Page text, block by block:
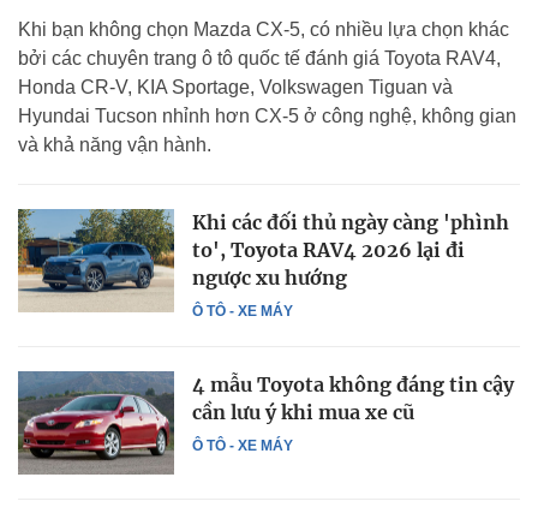
Khi bạn không chọn Mazda CX-5, có nhiều lựa chọn khác
bởi các chuyên trang ô tô quốc tế đánh giá Toyota RAV4,
Honda CR-V, KIA Sportage, Volkswagen Tiguan và
Hyundai Tucson nhỉnh hơn CX-5 ở công nghệ, không gian
và khả năng vận hành.
Ô TÔ - XE MÁY
Khi các đối thủ ngày càng 'phình
to', Toyota RAV4 2026 lại đi
ngược xu hướng
Ô TÔ - XE MÁY
4 mẫu Toyota không đáng tin cậy
cần lưu ý khi mua xe cũ